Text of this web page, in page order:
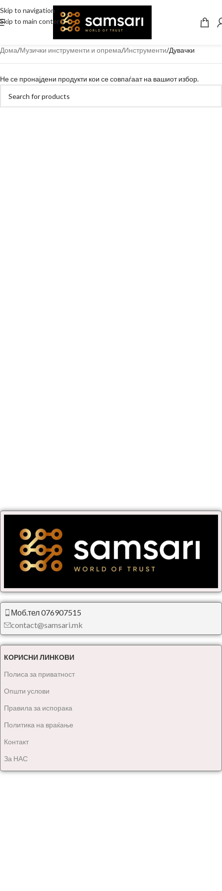
Skip to navigation
Skip to main content
Дома Музички инструменти и опрема Инструменти Дувачки
Не се пронајдени продукти кои се совпаѓаат на вашиот избор.
Моб.тел 076907515
contact@samsari.mk
КОРИСНИ ЛИНКОВИ
Полиса за приватност
Општи услови
Правила за испорака
Политика на враќање
Контакт
За НАС